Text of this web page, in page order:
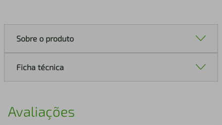
Sobre o produto
Ficha técnica
Avaliações